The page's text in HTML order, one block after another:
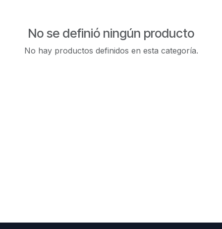
No se definió ningún producto
No hay productos definidos en esta categoría.